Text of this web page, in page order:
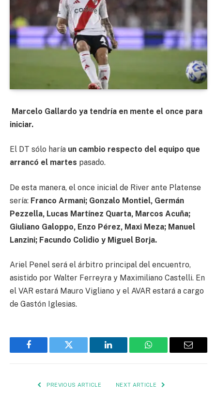
Marcelo Gallardo ya tendría en mente el once para
iniciar.
El DT sólo haría un cambio respecto del equipo que
arrancó el martes pasado.
De esta manera, el once inicial de River ante Platense
sería: Franco Armani; Gonzalo Montiel, Germán
Pezzella, Lucas Martínez Quarta, Marcos Acuña;
Giuliano Galoppo, Enzo Pérez, Maxi Meza; Manuel
Lanzini; Facundo Colidio y Miguel Borja.
Ariel Penel será el árbitro principal del encuentro,
asistido por Walter Ferreyra y Maximiliano Castelli. En
el VAR estará Mauro Vigliano y el AVAR estará a cargo
de Gastón Iglesias.
Facebook Twitter LinkedIn WhatsApp Email
PREVIOUS ARTICLE NEXT ARTICLE